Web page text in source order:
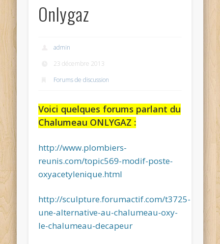
Onlygaz
admin
23 décembre 2013
Forums de discussion
Voici quelques forums parlant du
Chalumeau ONLYGAZ :
http://www.plombiers-
reunis.com/topic569-modif-poste-
oxyacetylenique.html
http://sculpture.forumactif.com/t3725-
une-alternative-au-chalumeau-oxy-
le-chalumeau-decapeur